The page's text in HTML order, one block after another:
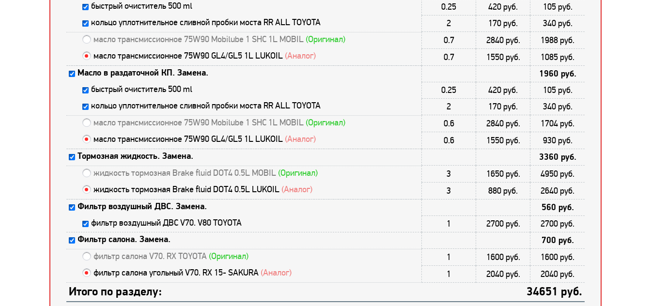
быстрый очиститель 500 ml 0.25 420 руб.
105 руб.
кольцо уплотнительное сливной пробки моста RR ALL TOYOTA
2 170 руб.
340 руб.
масло трансмиссионное 75W90 Mobilube 1 SHC 1L MOBIL (Оригинал) 0.7 2840 руб.
1988 руб.
масло трансмиссионное 75W90 GL4/GL5 1L LUKOIL (Аналог) 0.7 1550 руб. 1085 руб.
Масло в раздаточной КП. Замена. 1960 руб.
быстрый очиститель 500 ml 0.25 420 руб.
105 руб.
кольцо уплотнительное сливной пробки моста RR ALL TOYOTA
2 170 руб.
340 руб.
масло трансмиссионное 75W90 Mobilube 1 SHC 1L MOBIL (Оригинал) 0.6 2840 руб.
1704 руб.
масло трансмиссионное 75W90 GL4/GL5 1L LUKOIL (Аналог) 0.6 1550 руб. 930 руб.
Тормозная жидкость. Замена. 3360 руб.
жидкость тормозная Brake fluid DOT4 0.5L MOBIL (Оригинал) 3 1650 руб.
4950 руб.
жидкость тормозная Brake fluid DOT4 0.5L LUKOIL (Аналог) 3 880 руб. 2640 руб.
Фильтр воздушный ДВС. Замена. 560 руб.
фильтр воздушный ДВС V70. V80 TOYOTA 1 2700 руб. 2700 руб.
Фильтр салона. Замена. 700 руб.
фильтр салона V70. RX TOYOTA (Оригинал) 1 1600 руб.
1600 руб.
фильтр салона угольный V70. RX 15- SAKURA (Аналог) 1 2040 руб. 2040 руб.
Итого по разделу: 34651 руб.